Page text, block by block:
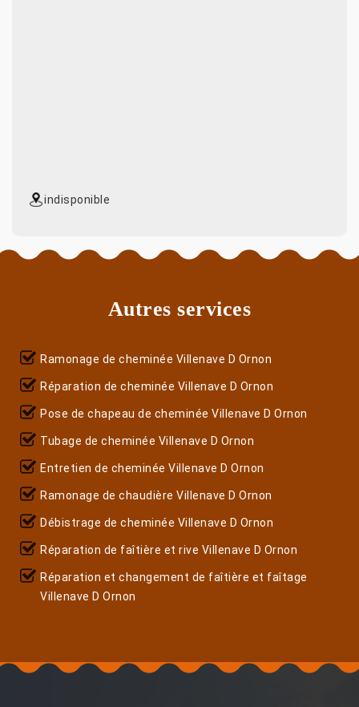
indisponible
Autres services
Ramonage de cheminée Villenave D Ornon
Réparation de cheminée Villenave D Ornon
Pose de chapeau de cheminée Villenave D Ornon
Tubage de cheminée Villenave D Ornon
Entretien de cheminée Villenave D Ornon
Ramonage de chaudière Villenave D Ornon
Débistrage de cheminée Villenave D Ornon
Réparation de faîtière et rive Villenave D Ornon
Réparation et changement de faîtière et faîtage
Villenave D Ornon